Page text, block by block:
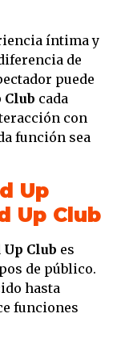
íntima y
de
puede
Club cada
con
función sea
Up
Up Club
Up Club es
de público.
hasta
funciones